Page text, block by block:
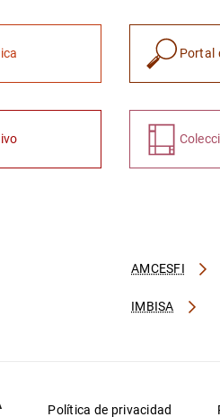
Portal
AMCESFI
IMBISA
Política de privacidad